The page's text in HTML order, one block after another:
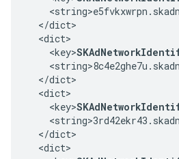
  </dict>
  <dict>
    <key>
  </dict>
  <dict>
    <key>
  </dict>
  <dict>